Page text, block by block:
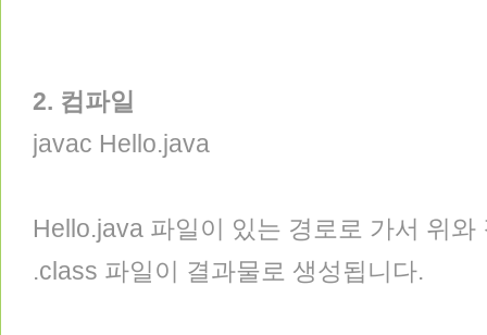
2. 컴파일
javac Hello.java
Hello.java 파일이 있는 경로로 가서 위
.class 파일이 결과물로 생성됩니다.